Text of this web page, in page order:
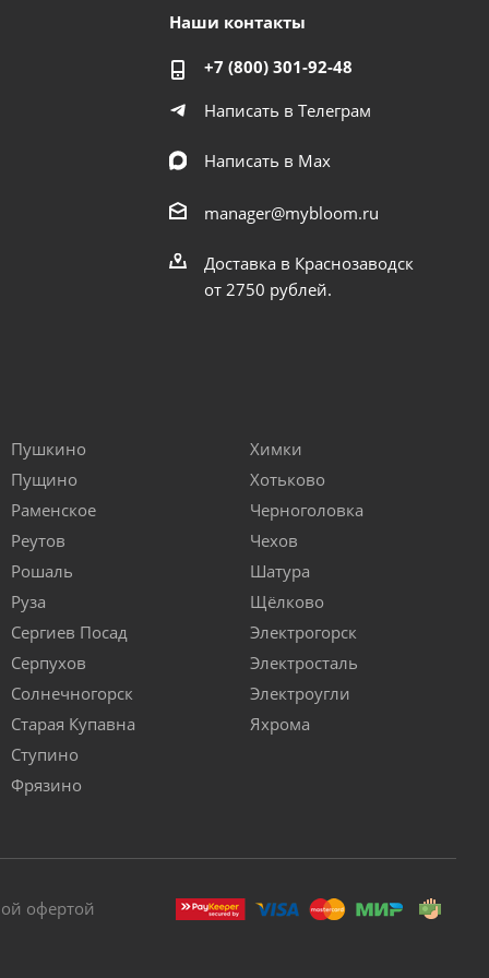
Наши контакты
+7 (800) 301-92-48
Написать в Телеграм
Написать в Мах
manager@mybloom.ru
Доставка в Краснозаводск
от 2750 рублей.
Пушкино
Пущино
Раменское
Реутов
Рошаль
Руза
Сергиев Посад
Серпухов
Солнечногорск
Старая Купавна
Ступино
Фрязино
Химки
Хотьково
Черноголовка
Чехов
Шатура
Щёлково
Электрогорск
Электросталь
Электроугли
Яхрома
офертой